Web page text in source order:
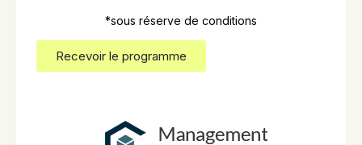
*sous réserve de conditions
Recevoir le programme